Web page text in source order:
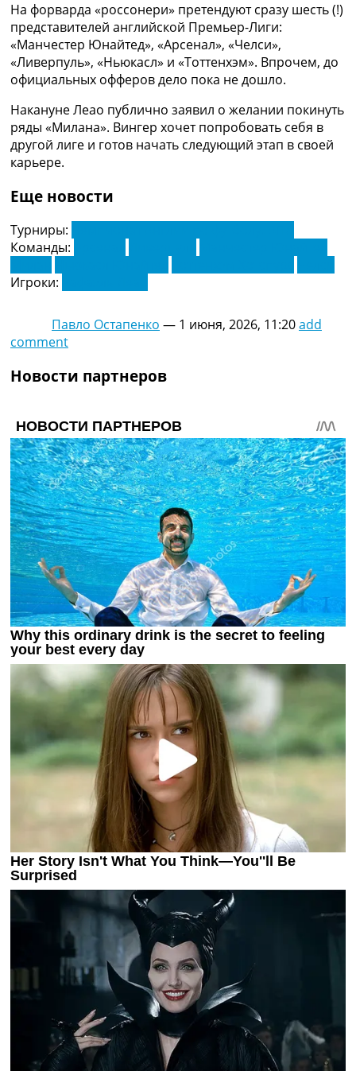
Рейтинг ФИФА
ТВ программа
RU
UA
Categories
Главная
Новости футбола
Трансферы
Конкурс прогнозов
Коллективный прогноз
Турниры
Украина. Премьер-Лига
Украина. Первая Лига
Англия. Премьер Лига
Испания. Ла Лига
Другие Турниры >>>
Таблицы
Таблицы групп Чемпионата Мира
Украина. Премьер-Лига
Украина. Первая Лига
Лига Чемпионов. Таблицы групп
Англия. Премьер-Лига
Испания. Ла Лига
Все таблицы >>>
Рейтинги
Рейтинг стран УЕФА
Рейтинг клубов УЕФА
Рейтинг ФИФА
ТВ программа
На форварда «россонери» претендуют сразу шесть (!)
представителей английской Премьер-Лиги:
«Манчестер Юнайтед», «Арсенал», «Челси»,
«Ливерпуль», «Ньюкасл» и «Тоттенхэм». Впрочем, до
официальных офферов дело пока не дошло.
Накануне Леао публично заявил о желании покинуть
ряды «Милана». Вингер хочет попробовать себя в
другой лиге и готов начать следующий этап в своей
карьере.
Еще новости
Турниры:
Команды:
Игроки:
Павло Остапенко — 1 июня, 2026, 11:20add
comment
Новости партнеров